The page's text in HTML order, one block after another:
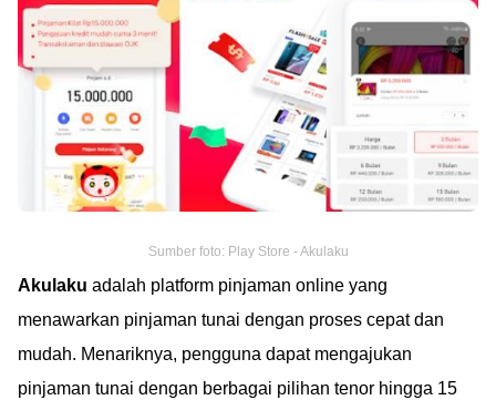
Sumber foto: Play Store - Akulaku
Akulaku adalah platform pinjaman online yang
menawarkan pinjaman tunai dengan proses cepat dan
mudah. Menariknya, pengguna dapat mengajukan
pinjaman tunai dengan berbagai pilihan tenor hingga 15